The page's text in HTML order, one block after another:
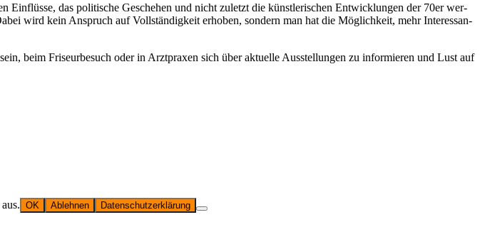
das poli­ti­sche Gesche­hen und nicht zuletzt die künst­le­ri­schen Ent­wick­lun­gen der 70er wer­
wird kein Anspruch auf Voll­stän­dig­keit erho­ben, son­dern man hat die Mög­lich­keit, mehr Inter­es­san­
beim Fri­seur­be­such oder in Arzt­pra­xen sich über aktu­el­le Aus­stel­lun­gen zu infor­mie­ren und Lust auf
OK Ablehnen Datenschutzerklärung